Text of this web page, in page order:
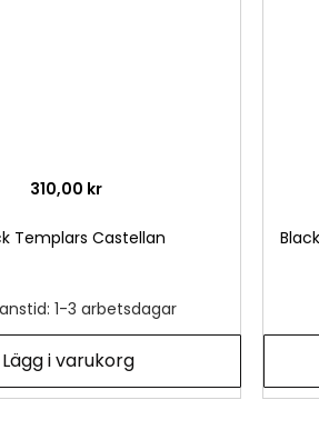
310,00 kr
Templars Castellan
1-3 arbetsdagar
Lägg i varukorg